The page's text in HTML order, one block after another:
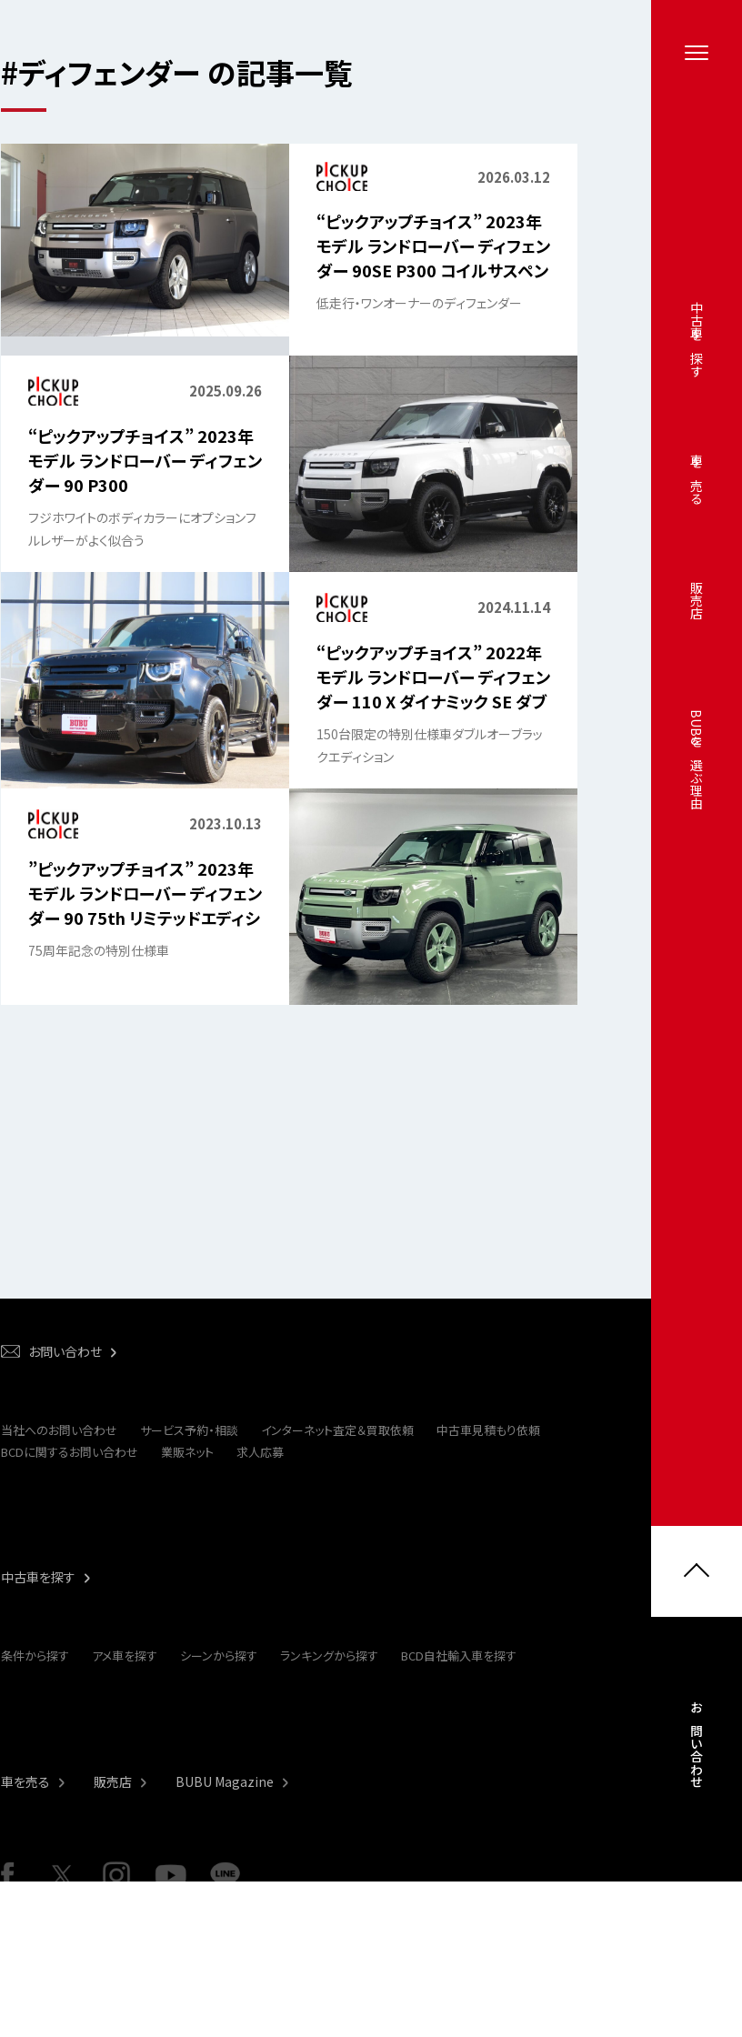
中古車を探す
車を売る
販売店
BUBUを選ぶ理由
お問い合わせ
#ディフェンダー の記事一覧
2026.03.12
“ピックアップチョイス” 2023年
モデル ランドローバー ディフェン
ダー 90SE P300 コイルサスペン
ション 4WD
低走行・ワンオーナーのディフェンダー
2025.09.26
“ピックアップチョイス” 2023年
モデル ランドローバー ディフェン
ダー 90 P300
フジホワイトのボディカラーにオプションフ
ルレザーがよく似合う
2024.11.14
“ピックアップチョイス” 2022年
モデル ランドローバー ディフェン
ダー 110 X ダイナミック SE ダブ
ルオー ブラックエディション
150台限定の特別仕様車ダブルオーブラッ
クエディション
2023.10.13
”ピックアップチョイス” 2023年
モデル ランドローバー ディフェン
ダー 90 75th リミテッドエディシ
ョン 4WD
75周年記念の特別仕様車
お問い合わせ
当社へのお問い合わせ サービス予約・相談 インターネット査定＆買取依頼
中古車見積もり依頼
BCDに関するお問い合わせ
業販ネット 求人応募
中古車を探す
条件から探す アメ車を探す シーンから探す ランキングから探す BCD自社輸入車を探す
車を売る 販売店 BUBU Magazine